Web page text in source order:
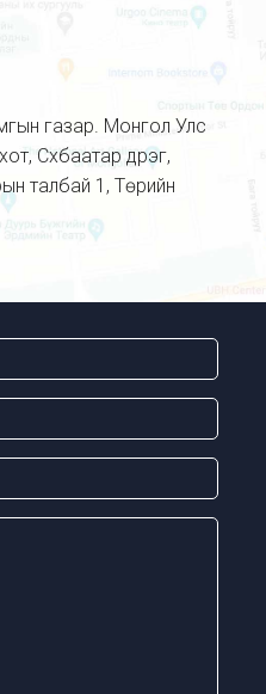
газар. Монгол Улс
Сүхбаатар дүүрэг,
талбай 1, Төрийн